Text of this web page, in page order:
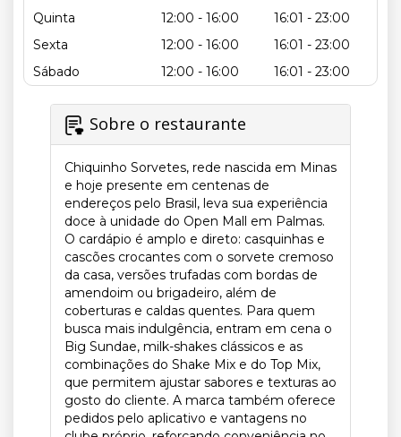
Quinta
12:00 - 16:00
16:01 - 23:00
Sexta
12:00 - 16:00
16:01 - 23:00
Sábado
12:00 - 16:00 16:01 - 23:00
Sobre o restaurante
Chiquinho Sorvetes, rede nascida em Minas
e hoje presente em centenas de
endereços pelo Brasil, leva sua experiência
doce à unidade do Open Mall em Palmas.
O cardápio é amplo e direto: casquinhas e
cascões crocantes com o sorvete cremoso
da casa, versões trufadas com bordas de
amendoim ou brigadeiro, além de
coberturas e caldas quentes. Para quem
busca mais indulgência, entram em cena o
Big Sundae, milk-shakes clássicos e as
combinações do Shake Mix e do Top Mix,
que permitem ajustar sabores e texturas ao
gosto do cliente. A marca também oferece
pedidos pelo aplicativo e vantagens no